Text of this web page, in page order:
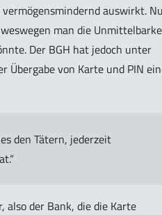
auswirkt.
man die
Der BGH hat jedoch unter
Übergabe von Karte und PIN
den Tätern, jederzeit
also der Bank, die die Karte